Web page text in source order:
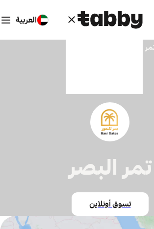
العربية
تمر البصر
تمر البصر
تسوق أونلاين